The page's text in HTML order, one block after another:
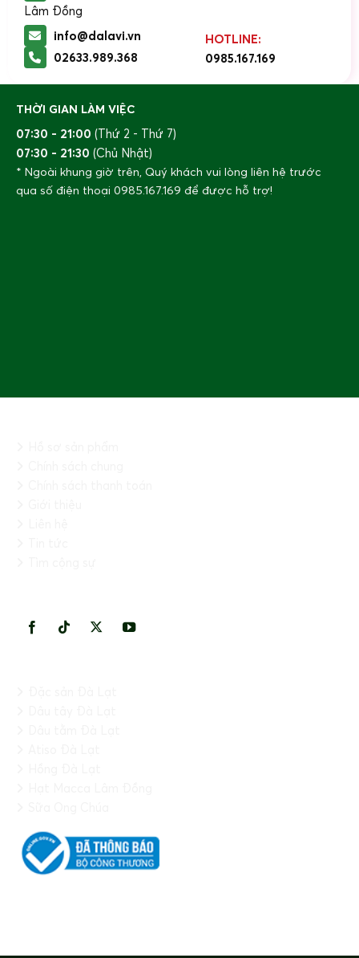
Lâm Đồng
info@dalavi.vn
02633.989.368
HOTLINE:
0985.167.169
THỜI GIAN LÀM VIỆC
07:30 - 21:00 (Thứ 2 - Thứ 7)
07:30 - 21:30 (Chủ Nhật)
* Ngoài khung giờ trên, Quý khách vui lòng liên hệ trước
qua số điện thoại 0985.167.169 để được hỗ trợ!